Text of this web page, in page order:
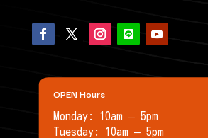
OPEN Hours
Monday: 10am – 5pm
Tuesday: 10am – 5pm